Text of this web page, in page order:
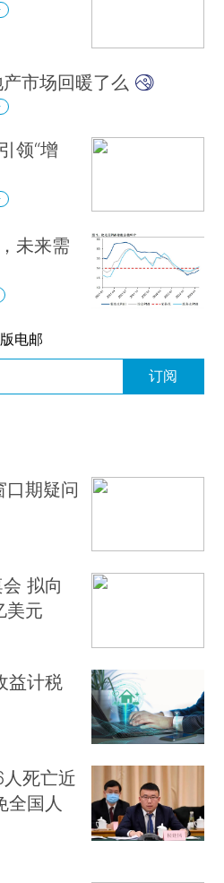
市场回暖了么
领“增
未来需
电邮
订阅
口期疑问
拟向
美元
益计税
死亡近
全国人